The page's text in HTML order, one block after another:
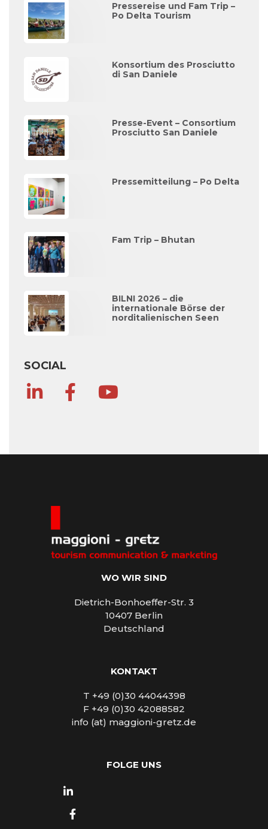
Pressereise und Fam Trip –
Po Delta Tourism
Konsortium des Prosciutto
di San Daniele
Presse-Event – Consortium
Prosciutto San Daniele
Pressemitteilung – Po Delta
Fam Trip – Bhutan
BILNI 2026 – die
internationale Börse der
norditalienischen Seen
SOCIAL
WO WIR SIND
Dietrich-Bonhoeffer-Str. 3
10407 Berlin
Deutschland
KONTAKT
T +49 (0)30 44044398
F +49 (0)30 42088582
info (at) maggioni-gretz.de
FOLGE UNS